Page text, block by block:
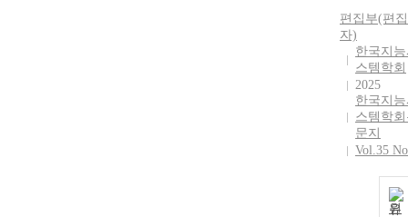
편집부(편집
자)
한국지
스템학회
2025
한국지
스템학
문지
Vol.35
원